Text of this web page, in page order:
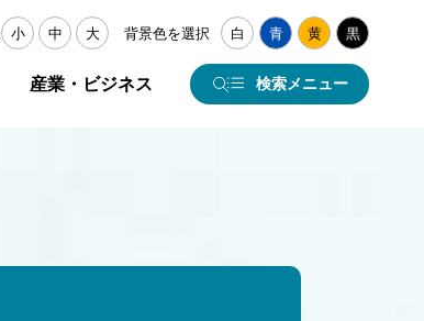
小 中 大 背景色を選択 白 青 黄 黒
産業・ビジネス 検索メニュー